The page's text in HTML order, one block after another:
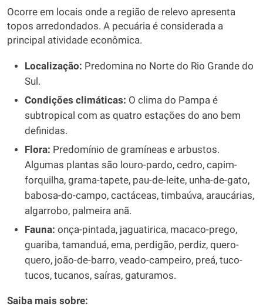
Ocorre em locais onde a região de relevo apresenta
topos arredondados. A pecuária é considerada a
principal atividade econômica.
Localização: Predomina no Norte do Rio Grande do
Sul.
Condições climáticas: O clima do Pampa é
subtropical com as quatro estações do ano bem
definidas.
Flora: Predomínio de gramíneas e arbustos.
Algumas plantas são louro-pardo, cedro, capim-
forquilha, grama-tapete, pau-de-leite, unha-de-gato,
babosa-do-campo, cactáceas, timbaúva, araucárias,
algarrobo, palmeira anã.
Fauna: onça-pintada, jaguatirica, macaco-prego,
guariba, tamanduá, ema, perdigão, perdiz, quero-
quero, joão-de-barro, veado-campeiro, preá, tuco-
tucos, tucanos, saíras, gaturamos.
Saiba mais sobre: